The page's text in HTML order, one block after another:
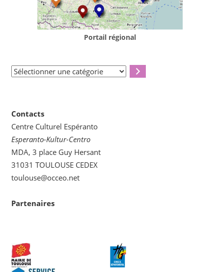
Portail régional
Sélectionner
Contacts
Centre Culturel Espéranto
Esperanto-Kultur-Centro
MDA, 3 place Guy Hersant
31031 TOULOUSE CEDEX
toulouse@occeo.net
Partenaires